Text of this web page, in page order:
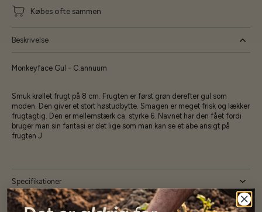
Købes ofte sammen
Beskrivelse
Monkeyface Gul - C.annuum
Smuk krøllet frugt på 8 cm. Frugten er først grøn derefter gul som
moden. Den giver et stort høstudbytte. Smagen er meget frisk og lækker
frugtagtig. Den er mellemstærk ca. styrke 6. Navnet har den fået fordi
bruger man sin fantasi er det lige som man kan se et abe ansigt på
frugten J
Specifikationer